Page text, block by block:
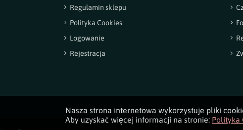
Regulamin sklepu
Polityka Cookies
Logowanie
Rejestracja
Nasza strona internetowa wykorzystuje pliki
Aby uzyskać więcej informacji na stronie: Polityka